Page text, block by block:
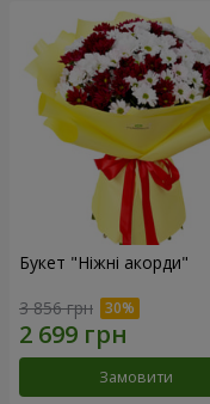
Букет "Ніжні акорди"
3 856 грн
Замовити